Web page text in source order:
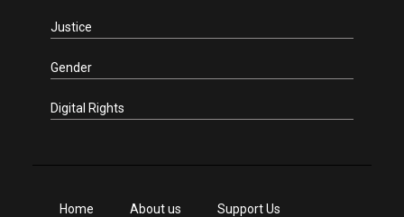
Justice
Gender
Digital Rights
Home About us Support Us